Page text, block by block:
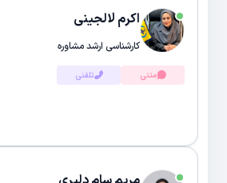
اکرم لالجینی
کارشناسی ارشد مشاوره
متنی تلفنی